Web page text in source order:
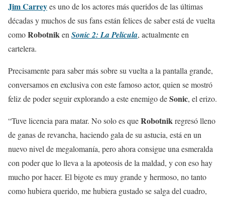
Jim Carreyes uno de los actores más queridos de las últimas
décadas y muchos de sus fans están felices de saber está de vuelta
comoRobotniken Sonic 2: La Película, actualmente en
cartelera.
Precisamente para saber más sobre su vuelta a la pantalla grande,
conversamos en exclusiva con este famoso actor, quien se mostró
feliz de poder seguir explorando a este enemigo deSonic, el erizo.
“Tuve licencia para matar. No solo es queRobotnikregresó lleno
de ganas de revancha, haciendo gala de su astucia, está en un
nuevo nivel de megalomanía, pero ahora consigue una esmeralda
con poder que lo lleva a la apoteosis de la maldad, y con eso hay
mucho por hacer. El bigote es muy grande y hermoso, no tanto
como hubiera querido, me hubiera gustado se salga del cuadro,